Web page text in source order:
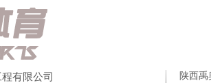
有限公司
陕西